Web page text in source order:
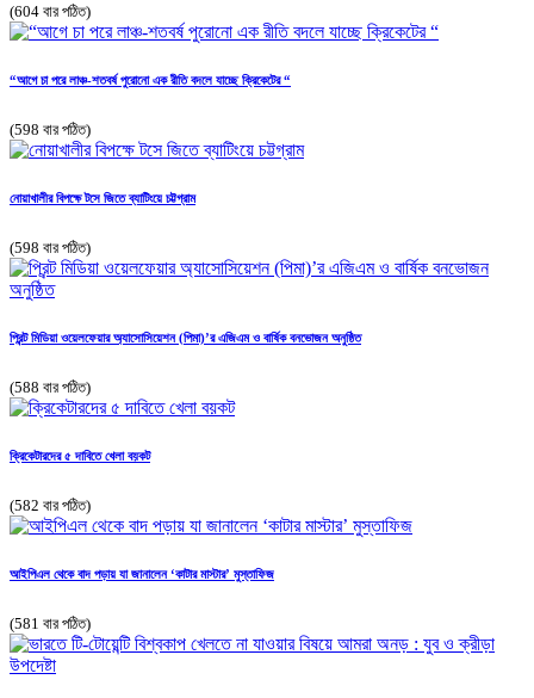
(604 বার পঠিত)
“আগে চা পরে লাঞ্চ-শতবর্ষ পুরোনো এক রীতি বদলে যাচ্ছে ক্রিকেটের “
(598 বার পঠিত)
নোয়াখালীর বিপক্ষে টসে জিতে ব্যাটিংয়ে চট্টগ্রাম
(598 বার পঠিত)
প্রিন্ট মিডিয়া ওয়েলফেয়ার অ্যাসোসিয়েশন (পিমা)’র এজিএম ও বার্ষিক বনভোজন অনুষ্ঠিত
(588 বার পঠিত)
ক্রিকেটারদের ৫ দাবিতে খেলা বয়কট
(582 বার পঠিত)
আইপিএল থেকে বাদ পড়ায় যা জানালেন ‘কাটার মাস্টার’ মুস্তাফিজ
(581 বার পঠিত)